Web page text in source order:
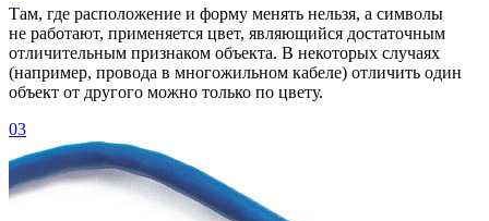
Там, где расположение и форму менять нельзя, а символы
не работают, применяется цвет, являющийся достаточным
отличительным признаком объекта. В некоторых случаях
(например, провода в многожильном кабеле) отличить один
объект от другого можно только по цвету.
03